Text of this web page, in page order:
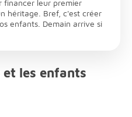
financer leur premier
héritage. Bref, c'est créer
enfants. Demain arrive si
et les enfants